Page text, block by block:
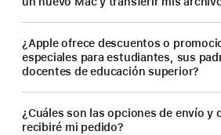
¿Apple ofrece descuentos o
especiales para estudiantes, sus
docentes de educación superior?
¿Cuáles son las opciones de envío y
recibiré mi pedido?